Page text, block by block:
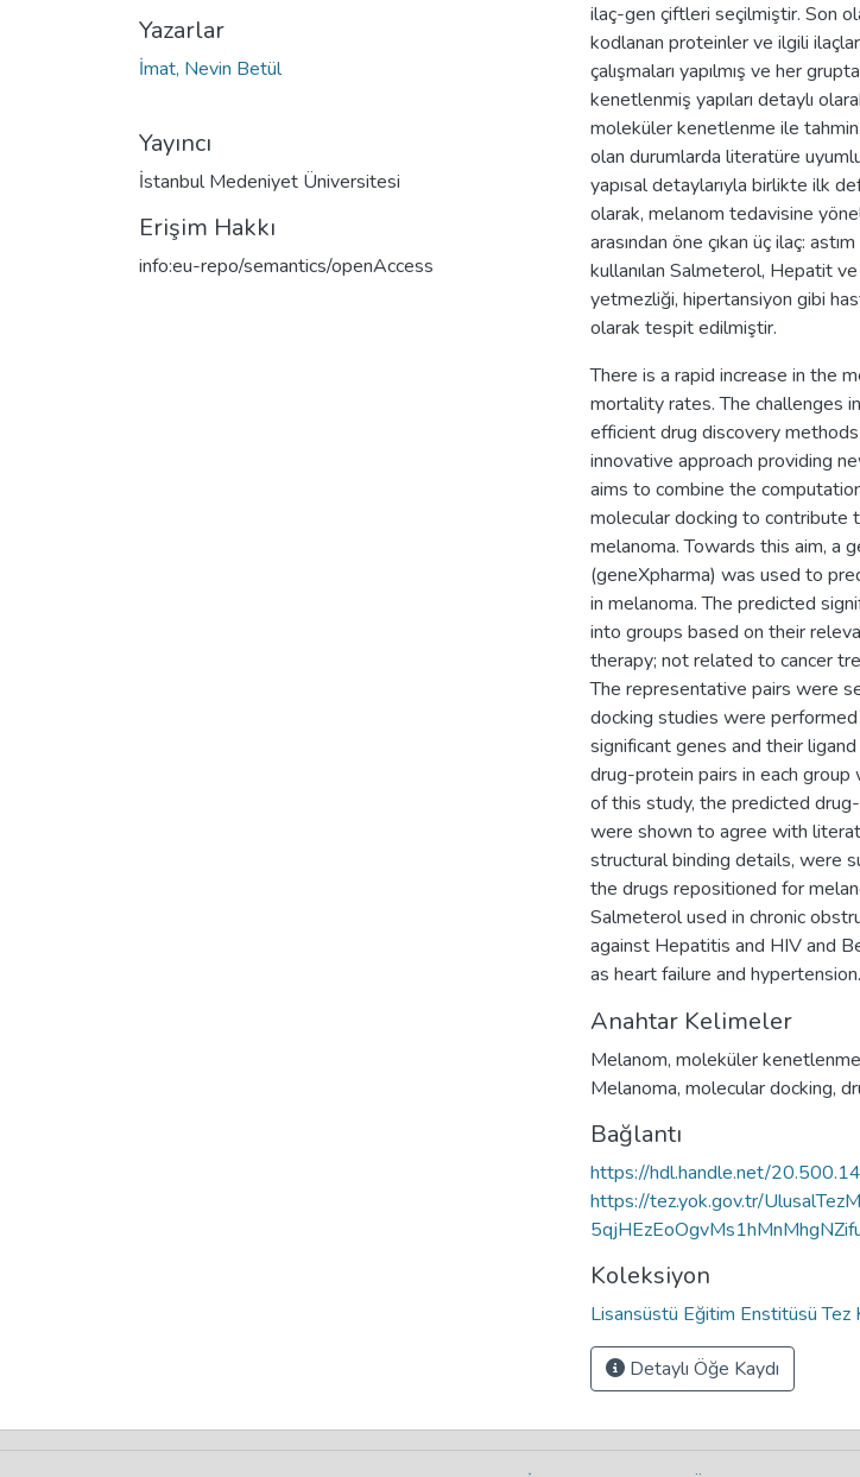
Yazarlar
İmat, Nevin Betül
Yayıncı
İstanbul Medeniyet Üniversitesi
Erişim Hakkı
info:eu-repo/semantics/openAccess
ilaç-gen çiftleri seçilmiştir. Son
kodlanan proteinler ve ilgili
çalışmaları yapılmış ve her
kenetlenmiş yapıları detaylı
moleküler kenetlenme ile tahmin
olan durumlarda literatüre
yapısal detaylarıyla birlikte ilk
olarak, melanom tedavisine
arasından öne çıkan üç ilaç:
kullanılan Salmeterol, Hepatit
yetmezliği, hipertansiyon gibi
olarak tespit edilmiştir.
There is a rapid increase in the
mortality rates. The challenges
efficient drug discovery
innovative approach providing
aims to combine the
molecular docking to
melanoma. Towards this aim, a
(geneXpharma) was used to
in melanoma. The predicted
into groups based on their
therapy; not related to cancer
The representative pairs were
docking studies were
significant genes and their
drug-protein pairs in each
of this study, the predicted
were shown to agree with
structural binding details, were
the drugs repositioned for
Salmeterol used in chronic
against Hepatitis and HIV and
as heart failure and hypertension.
Anahtar Kelimeler
Melanom, moleküler kenetlenme
Melanoma, molecular docking,
Bağlantı
https://hdl.handle.net/
https://tez.yok.gov.tr/
Koleksiyon
Lisansüstü Eğitim Enstitüsü Tez
Detaylı Öğe Kaydı